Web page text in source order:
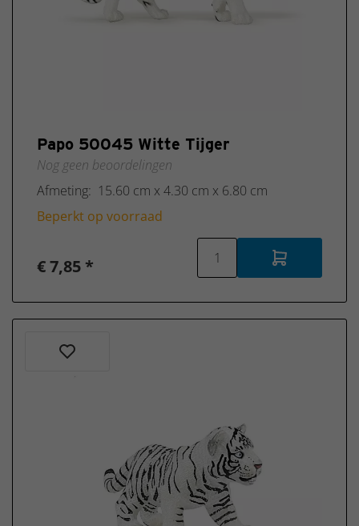
Papo 50045 Witte Tijger
Nog geen beoordelingen
Afmeting: 15.60 cm x 4.30 cm x 6.80 cm
Beperkt op voorraad
€ 7,85 *